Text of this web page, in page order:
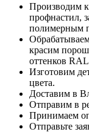
Производим
профнастил,
полимерным
красим
оттенков
Изготовим
цвета.
Доставим в
Отправим в
Принимаем
Отправьте